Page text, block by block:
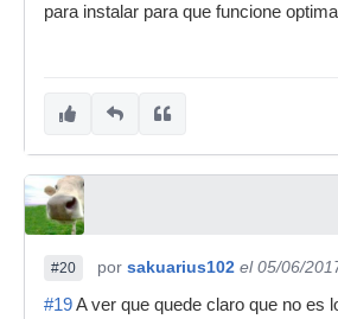
para instalar para que funcione
#20 por sakuarius102 el 05/06/
#19A ver que quede claro que no es